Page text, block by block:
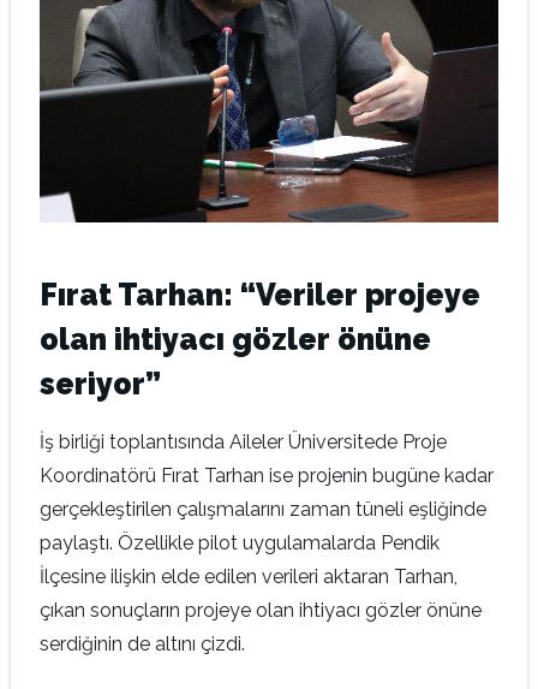
Fırat Tarhan: “Veriler projeye
olan ihtiyacı gözler önüne
seriyor”
İş birliği toplantısında Aileler Üniversitede Proje
Koordinatörü Fırat Tarhan ise projenin bugüne kadar
gerçekleştirilen çalışmalarını zaman tüneli eşliğinde
paylaştı. Özellikle pilot uygulamalarda Pendik
İlçesine ilişkin elde edilen verileri aktaran Tarhan,
çıkan sonuçların projeye olan ihtiyacı gözler önüne
serdiğinin de altını çizdi.